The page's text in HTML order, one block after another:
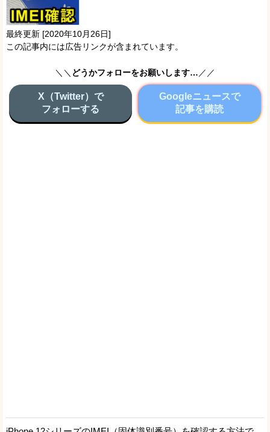
最終更新 [2020年10月26日]
この記事内には広告リンクが含まれています。
＼＼ どうかフォローをお願いします… ／／
X（Twitter）で
フォローする
Googleニュースで
記事を購読